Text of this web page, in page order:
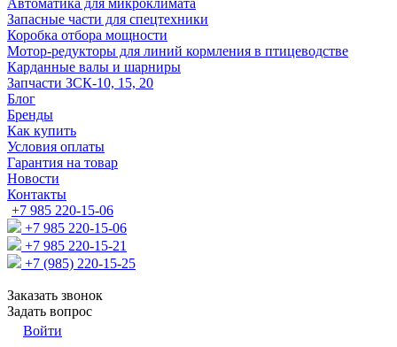
Автоматика для микроклимата
Запасные части для спецтехники
Коробка отбора мощности
Мотор-редукторы для линий кормления в птицеводстве
Карданные валы и шарниры
Запчасти ЗСК-10, 15, 20
Блог
Бренды
Как купить
Условия оплаты
Гарантия на товар
Новости
Контакты
+7 985 220-15-06
+7 985 220-15-06
+7 985 220-15-21
+7 (985) 220-15-25
Заказать звонок
Задать вопрос
Войти